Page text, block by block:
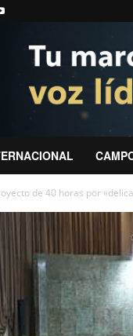
de 40 horas por